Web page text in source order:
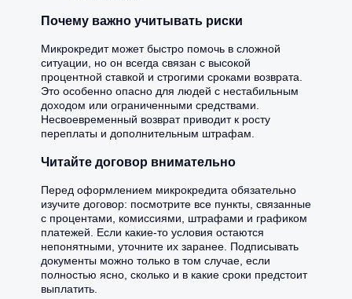
Почему важно учитывать риски
Микрокредит может быстро помочь в сложной
ситуации, но он всегда связан с высокой
процентной ставкой и строгими сроками возврата.
Это особенно опасно для людей с нестабильным
доходом или ограниченными средствами.
Несвоевременный возврат приводит к росту
переплаты и дополнительным штрафам.
Читайте договор внимательно
Перед оформлением микрокредита обязательно
изучите договор: посмотрите все пункты, связанные
с процентами, комиссиями, штрафами и графиком
платежей. Если какие-то условия остаются
непонятными, уточните их заранее. Подписывать
документы можно только в том случае, если
полностью ясно, сколько и в какие сроки предстоит
выплатить.